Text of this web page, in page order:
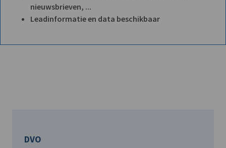
nieuwsbrieven, ...
Leadinformatie en data beschikbaar
DVO